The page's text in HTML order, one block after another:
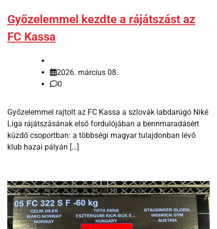
Győzelemmel kezdte a rájátszást az
FC Kassa
2026. március 08.
0
Győzelemmel rajtolt az FC Kassa a szlovák labdarúgó Niké
Liga rájátszásának első fordulójában a bennmaradásért
küzdő csoportban: a többségi magyar tulajdonban lévő
klub hazai pályán […]